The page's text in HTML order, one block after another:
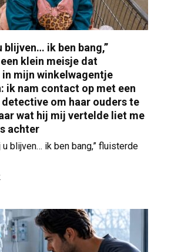
blijven… ik ben bang,”
klein meisje dat
mijn winkelwagentje
ik nam contact op met een
om haar ouders te
wat hij mij vertelde liet me
achter
u blijven… ik ben bang,” fluisterde